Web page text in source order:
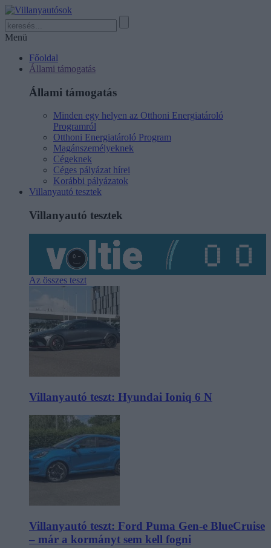
Menü
Főoldal
Állami támogatás
Állami támogatás
Minden egy helyen az Otthoni Energiatároló
Programról
Otthoni Energiatároló Program
Magánszemélyeknek
Cégeknek
Céges pályázat hírei
Korábbi pályázatok
Villanyautó tesztek
Villanyautó tesztek
Az összes teszt
Villanyautó teszt: Hyundai Ioniq 6 N
Villanyautó teszt: Ford Puma Gen-e BlueCruise
– már a kormányt sem kell fogni